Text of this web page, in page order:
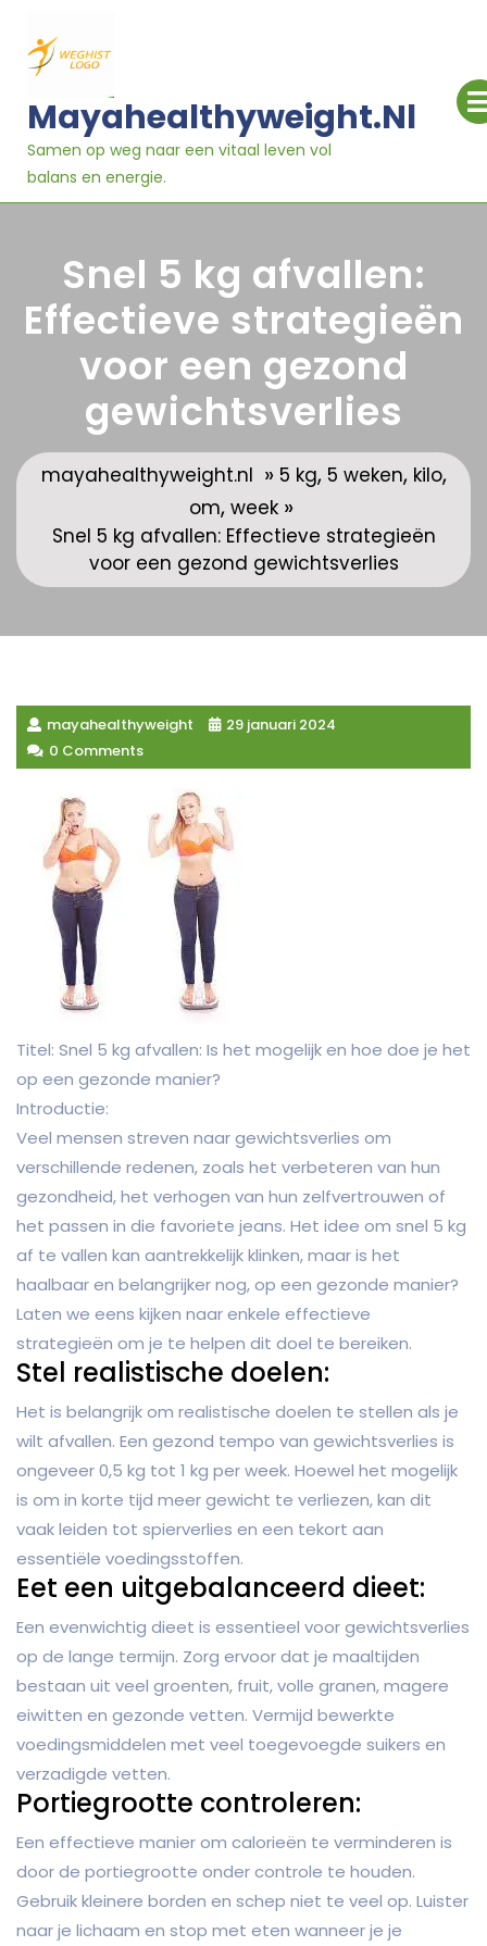
naar
inhoud
Mayahealthyweight.nl
Samen op weg naar een vitaal leven vol
balans en energie.
Snel 5 kg afvallen:
Effectieve strategieën
voor een gezond
gewichtsverlies
mayahealthyweight.nl » 5 kg, 5 weken, kilo,
om, week»
Snel 5 kg afvallen: Effectieve strategieën
voor een gezond gewichtsverlies
mayahealthyweight
29 januari 2024
0 Comments
Titel: Snel 5 kg afvallen: Is het mogelijk en hoe doe je het
op een gezonde manier?
Introductie:
Veel mensen streven naar gewichtsverlies om
verschillende redenen, zoals het verbeteren van hun
gezondheid, het verhogen van hun zelfvertrouwen of
het passen in die favoriete jeans. Het idee om snel 5 kg
af te vallen kan aantrekkelijk klinken, maar is het
haalbaar en belangrijker nog, op een gezonde manier?
Laten we eens kijken naar enkele effectieve
strategieën om je te helpen dit doel te bereiken.
Stel realistische doelen:
Het is belangrijk om realistische doelen te stellen als je
wilt afvallen. Een gezond tempo van gewichtsverlies is
ongeveer 0,5 kg tot 1 kg per week. Hoewel het mogelijk
is om in korte tijd meer gewicht te verliezen, kan dit
vaak leiden tot spierverlies en een tekort aan
essentiële voedingsstoffen.
Eet een uitgebalanceerd dieet:
Een evenwichtig dieet is essentieel voor gewichtsverlies
op de lange termijn. Zorg ervoor dat je maaltijden
bestaan uit veel groenten, fruit, volle granen, magere
eiwitten en gezonde vetten. Vermijd bewerkte
voedingsmiddelen met veel toegevoegde suikers en
verzadigde vetten.
Portiegrootte controleren:
Een effectieve manier om calorieën te verminderen is
door de portiegrootte onder controle te houden.
Gebruik kleinere borden en schep niet te veel op. Luister
naar je lichaam en stop met eten wanneer je je